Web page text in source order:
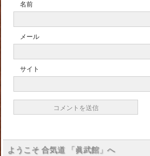
名前
メール
サイト
ようこそ 合気道 「眞武館」へ